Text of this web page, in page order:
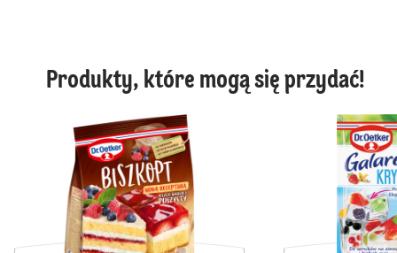
Produkty, które mogą się przydać!